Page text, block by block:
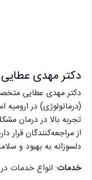
دکتر مهدی عطایی
دکتر مهدی عطایی
(درماتولوژی) در
تجربه بالا در درمان
از مراجعه‌کنندگان قرار
دلسوزانه به بهبود و
خدمات: انواع خدمات